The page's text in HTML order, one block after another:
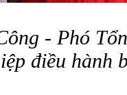
- Phó
điều hành